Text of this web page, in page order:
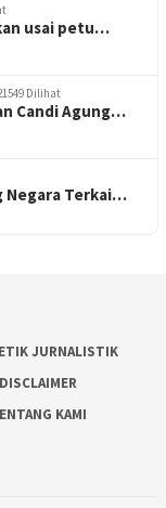
usai petu…
Dilihat
Candi Agung…
Negara Terkai…
JURNALISTIK
DISCLAIMER
KAMI